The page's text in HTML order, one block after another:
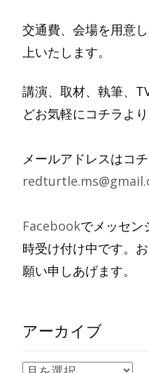
交通費、会場を用意
上いたします。
講演、取材、執筆、
どお気軽にコチラよ
メールアドレスはコ
Facebookでメッセン
時受け付け中です。
願い申しあげます。
アーカイブ